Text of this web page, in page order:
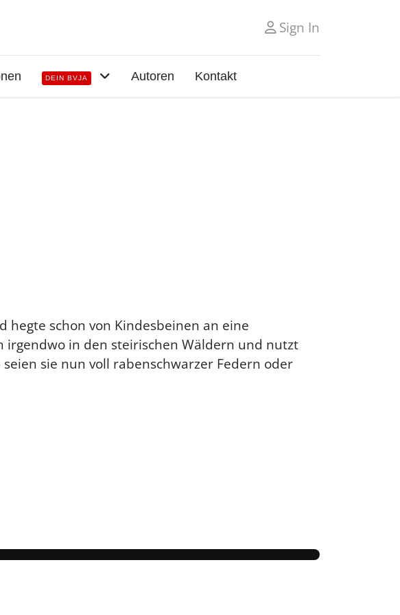
Sign In
DEIN BVJA Autoren Kontakt
schon von Kindesbeinen an eine
irgendwo in den steirischen Wäldern und nutzt
sie nun voll rabenschwarzer Federn oder